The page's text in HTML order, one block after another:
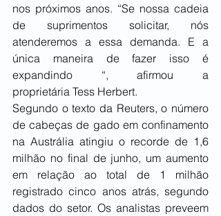
nos próximos anos. “Se nossa cadeia
de suprimentos solicitar, nós
atenderemos a essa demanda. E a
única maneira de fazer isso é
expandindo “, afirmou a
proprietária Tess Herbert.
Segundo o texto da Reuters, o número
de cabeças de gado em confinamento
na Austrália atingiu o recorde de 1,6
milhão no final de junho, um aumento
em relação ao total de 1 milhão
registrado cinco anos atrás, segundo
dados do setor. Os analistas preveem